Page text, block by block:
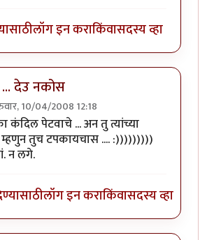
लॉग इन कराकिंवासदस्य व्हा
देउ नकोस
10/04/2008 12:18
मला द्या तो कंदील!byप्रमोद देव
कंदिल पेटवाचे ... अन तु त्यांच्या
तुच टपकायचास .... :)))))))))
न लगे.
लॉग इन कराकिंवासदस्य व्हा